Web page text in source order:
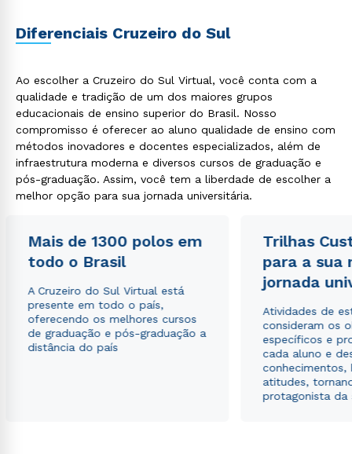
Diferenciais Cruzeiro do Sul
Ao escolher a Cruzeiro do Sul Virtual, você conta com a
qualidade e tradição de um dos maiores grupos
educacionais de ensino superior do Brasil. Nosso
compromisso é oferecer ao aluno qualidade de ensino com
métodos inovadores e docentes especializados, além de
infraestrutura moderna e diversos cursos de graduação e
pós-graduação. Assim, você tem a liberdade de escolher a
melhor opção para sua jornada universitária.
Mais de 1300 polos em
todo o Brasil
A Cruzeiro do Sul Virtual está
presente em todo o país,
oferecendo os melhores cursos
de graduação e pós-graduação a
distância do país
Trilhas
para a sua
jornada
Atividades de
consideram os
específicos e
cada aluno e
conhecimentos,
atitudes,
protagonista da